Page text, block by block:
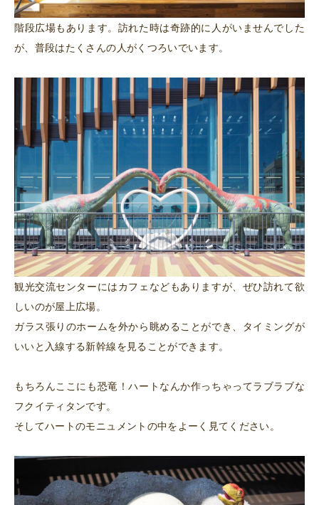
階段広場もあります。訪れた時は奇跡的に人がいませんでした
が、普段はたくさんの人がくつろいでいます。
観光交流センターにはカフェなどもありますが、ぜひ訪れて欲
しいのが屋上広場。
ガラス張りのホームを外から眺めることができ、タイミングが
いいと入線する新幹線を見ることができます。
もちろんここにも恐竜！ハートなんか作っちゃってラブラブな
フクイティタンです。
そしてハートのモニュメントの中をよーく見てください。